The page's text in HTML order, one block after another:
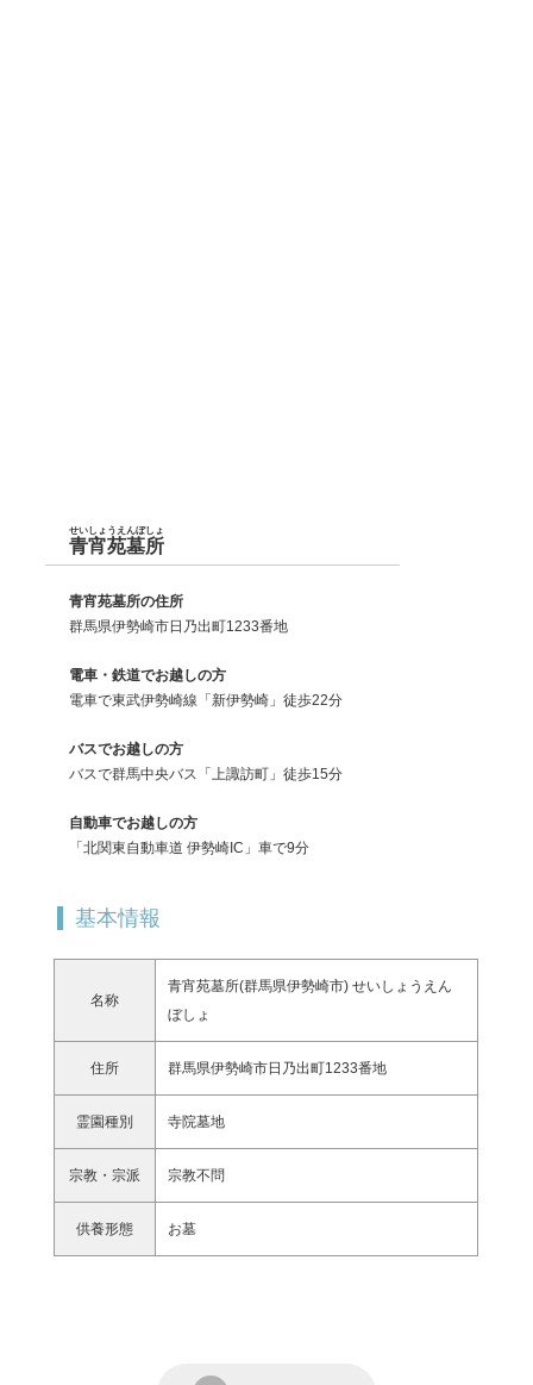
青宵苑墓所
せいしょうえんぼしょ
青宵苑墓所の住所
群馬県伊勢崎市日乃出町1233番地
電車・鉄道でお越しの方
電車で東武伊勢崎線「新伊勢崎」徒歩22分
バスでお越しの方
バスで群馬中央バス「上諏訪町」徒歩15分
自動車でお越しの方
「北関東自動車道 伊勢崎IC」車で9分
基本情報
名称
青宵苑墓所(群馬県伊勢崎市) せいしょうえん
ぼしょ
住所 群馬県伊勢崎市日乃出町1233番地
霊園種別 寺院墓地
宗教・宗派 宗教不問
供養形態 お墓